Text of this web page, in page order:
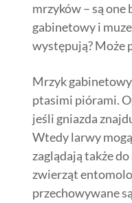
mrzyków – są
gabinetowy i
występują? Może
Mrzyk
ptasimi piórami.
jeśli gniazda
Wtedy larwy
zaglądają także
zwierząt
przechowywane